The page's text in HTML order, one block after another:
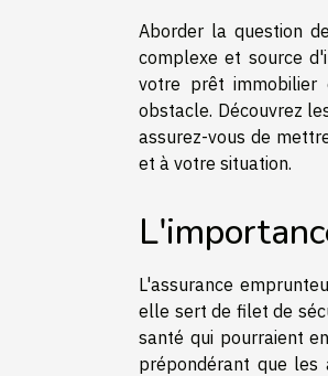
Aborder la question
complexe et source
votre prêt immobilier
obstacle. Découvrez
assurez-vous de
et à votre situation.
L'assurance
elle sert de filet de
santé qui pourraient
prépondérant que les